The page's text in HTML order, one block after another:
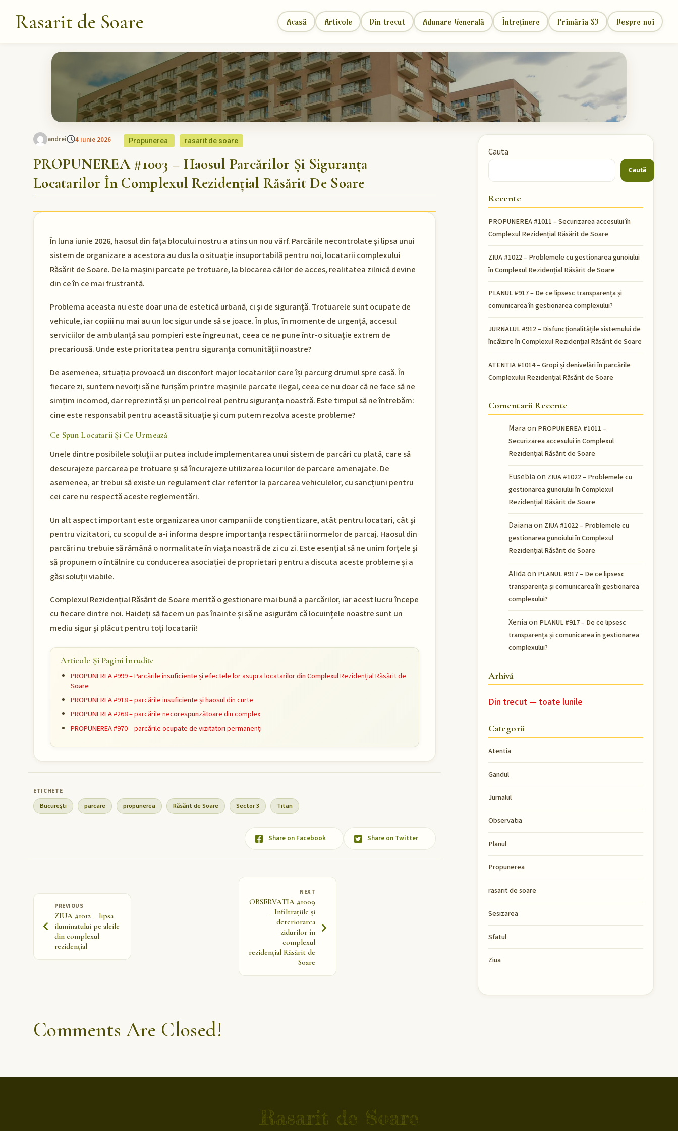
Rasarit de Soare Acasă Articole Din trecut Adunare Generală Întreținere Primăria S3 Despre noi
andrei 4 iunie 2026 Propunerea rasarit de soare
PROPUNEREA #1003 – Haosul Parcărilor Și Siguranța
Locatarilor În Complexul Rezidențial Răsărit De Soare
În luna iunie 2026, haosul din fața blocului nostru a atins un nou vârf. Parcările necontrolate și lipsa unui
sistem de organizare a acestora au dus la o situație insuportabilă pentru noi, locatarii complexului
Răsărit de Soare. De la mașini parcate pe trotuare, la blocarea căilor de acces, realitatea zilnică devine
din ce în ce mai frustrantă.
Problema aceasta nu este doar una de estetică urbană, ci și de siguranță. Trotuarele sunt ocupate de
vehicule, iar copiii nu mai au un loc sigur unde să se joace. În plus, în momente de urgență, accesul
serviciilor de ambulanță sau pompieri este îngreunat, ceea ce ne pune într-o situație extrem de
precariousă. Unde este prioritatea pentru siguranța comunității noastre?
De asemenea, situația provoacă un disconfort major locatarilor care își parcurg drumul spre casă. În
fiecare zi, suntem nevoiți să ne furișăm printre mașinile parcate ilegal, ceea ce nu doar că ne face să ne
simțim incomod, dar reprezintă și un pericol real pentru siguranța noastră. Este timpul să ne întrebăm:
cine este responsabil pentru această situație și cum putem rezolva aceste probleme?
Ce Spun Locatarii Și Ce Urmează
Unele dintre posibilele soluții ar putea include implementarea unui sistem de parcări cu plată, care să
descurajeze parcarea pe trotuare și să încurajeze utilizarea locurilor de parcare amenajate. De
asemenea, ar trebui să existe un regulament clar referitor la parcarea vehiculelor, cu sancțiuni pentru
cei care nu respectă aceste reglementări.
Un alt aspect important este organizarea unor campanii de conștientizare, atât pentru locatari, cât și
pentru vizitatori, cu scopul de a-i informa despre importanța respectării normelor de parcaj. Haosul din
parcări nu trebuie să rămână o normalitate în viața noastră de zi cu zi. Este esențial să ne unim forțele și
să propunem o întâlnire cu conducerea asociației de proprietari pentru a discuta aceste probleme și a
găsi soluții viabile.
Complexul Rezidențial Răsărit de Soare merită o gestionare mai bună a parcărilor, iar acest lucru începe
cu fiecare dintre noi. Haideți să facem un pas înainte și să ne asigurăm că locuințele noastre sunt un
mediu sigur și plăcut pentru toți locatarii!
Articole Și Pagini Înrudite
PROPUNEREA #999 – Parcările insuficiente și efectele lor asupra locatarilor din Complexul Rezidențial Răsărit de
Soare
PROPUNEREA #918 – parcările insuficiente și haosul din curte
PROPUNEREA #268 – parcările necorespunzătoare din complex
PROPUNEREA #970 – parcările ocupate de vizitatori permanenți
București parcare propunerea Răsărit de Soare Sector 3 Titan
Share on Facebook Share on Twitter
PREVIOUS
ZIUA #1012 – lipsa
iluminatului pe aleile
din complexul
rezidențial
NEXT
OBSERVATIA #1009
– Infiltrațiile și
deteriorarea
zidurilor în
complexul
rezidențial Răsărit de
Soare
Comments Are Closed!
Cauta
Caută
Recente
PROPUNEREA #1011 – Securizarea accesului în
Complexul Rezidențial Răsărit de Soare
ZIUA #1022 – Problemele cu gestionarea gunoiului
în Complexul Rezidențial Răsărit de Soare
PLANUL #917 – De ce lipsesc transparența și
comunicarea în gestionarea complexului?
JURNALUL #912 – Disfuncționalitățile sistemului de
încălzire în Complexul Rezidențial Răsărit de Soare
ATENTIA #1014 – Gropi și denivelări în parcările
Complexului Rezidențial Răsărit de Soare
Comentarii Recente
Maraon PROPUNEREA #1011 –
Securizarea accesului în Complexul
Rezidențial Răsărit de Soare
Eusebiaon ZIUA #1022 – Problemele cu
gestionarea gunoiului în Complexul
Rezidențial Răsărit de Soare
Daianaon ZIUA #1022 – Problemele cu
gestionarea gunoiului în Complexul
Rezidențial Răsărit de Soare
Alidaon PLANUL #917 – De ce lipsesc
transparența și comunicarea în gestionarea
complexului?
Xeniaon PLANUL #917 – De ce lipsesc
transparența și comunicarea în gestionarea
complexului?
Arhivă
Din trecut — toate lunile
Categorii
Atentia
Gandul
Jurnalul
Observatia
Planul
Propunerea
rasarit de soare
Sesizarea
Sfatul
Ziua
Rasarit de Soare